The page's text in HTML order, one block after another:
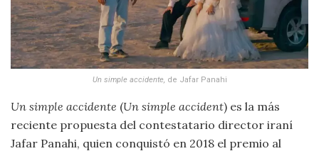
Un simple accidente, de Jafar Panahi
Un simple accidente (Un simple accident) es la más
reciente propuesta del contestatario director iraní
Jafar Panahi, quien conquistó en 2018 el premio al